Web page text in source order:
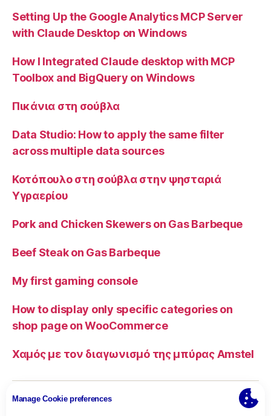
Setting Up the Google Analytics MCP Server
with Claude Desktop on Windows
How I Integrated Claude desktop with MCP
Toolbox and BigQuery on Windows
Πικάνια στη σούβλα
Data Studio: How to apply the same filter
across multiple data sources
Κοτόπουλο στη σούβλα στην ψησταριά
Υγραερίου
Pork and Chicken Skewers on Gas Barbeque
Beef Steak on Gas Barbeque
My first gaming console
How to display only specific categories on
shop page on WooCommerce
Χαμός με τον διαγωνισμό της μπύρας Amstel
© 2026 Thanassis Koukoutselos Up↑